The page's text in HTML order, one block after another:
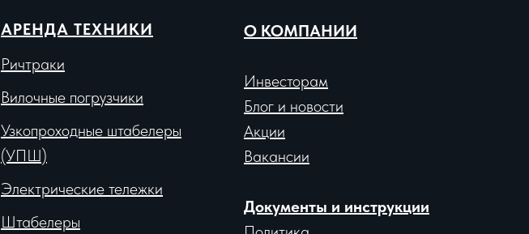
АРЕНДА ТЕХНИКИ
Ричтраки
Вилочные погрузчики
Узкопроходные штабелеры
(УПШ)
Электрические тележки
Штабелеры
О КОМПАНИИ
Инвесторам
Блог и новости
Акции
Вакансии
Документы и инструкции